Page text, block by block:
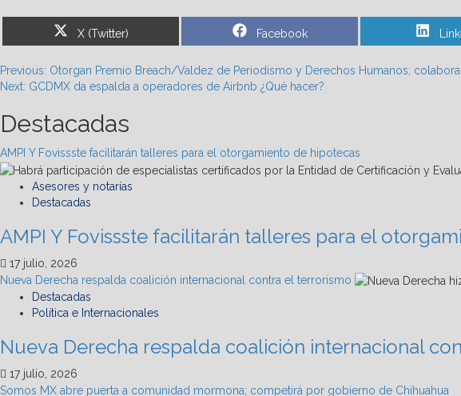
Share
on
X (Twitter)
Share
on
Facebook
on
Post
navigation
Previous: Otorgan Premio Breach/Valdez de Periodismo y Derechos Humanos;
Next: GCDMX da espalda a operadores de Airbnb ¿Qué hacer?
Destacadas
AMPI Y Fovissste facilitarán talleres para el otorgamiento de hipotecas
Asesores y notarías
Destacadas
AMPI Y Fovissste facilitarán talleres para el
17 julio, 2026
Nueva Derecha respalda coalición internacional contra el terrorismo
Destacadas
Política e Internacionales
Nueva Derecha respalda coalición internacional
17 julio, 2026
Somos MX abre puerta a comunidad mormona; competirá por gobierno de Chihuahua